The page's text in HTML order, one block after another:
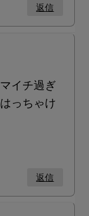
返信
イチ過ぎ
っちゃけ
返信